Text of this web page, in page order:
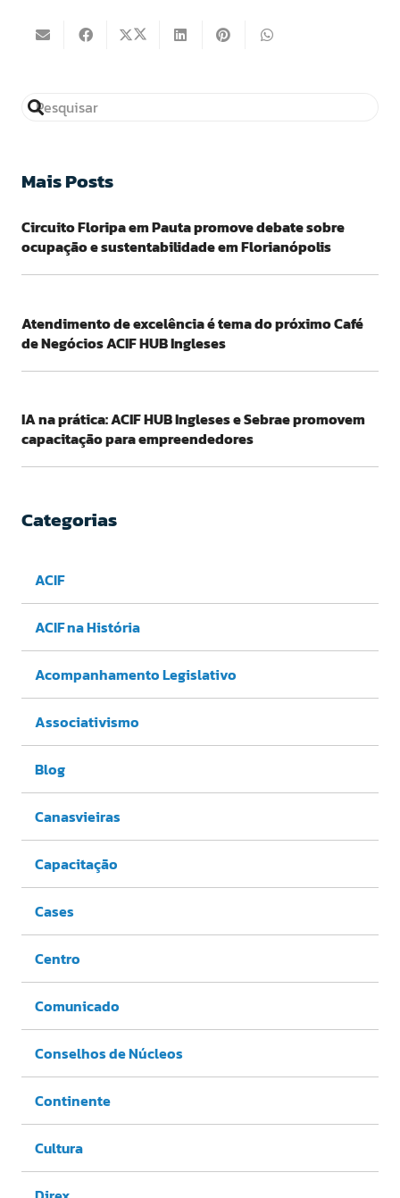
Mais Posts
Circuito Floripa em Pauta promove debate sobre
ocupação e sustentabilidade em Florianópolis
Atendimento de excelência é tema do próximo Café
de Negócios ACIF HUB Ingleses
IA na prática: ACIF HUB Ingleses e Sebrae promovem
capacitação para empreendedores
Categorias
ACIF
ACIF na História
Acompanhamento Legislativo
Associativismo
Blog
Canasvieiras
Capacitação
Cases
Centro
Comunicado
Conselhos de Núcleos
Continente
Cultura